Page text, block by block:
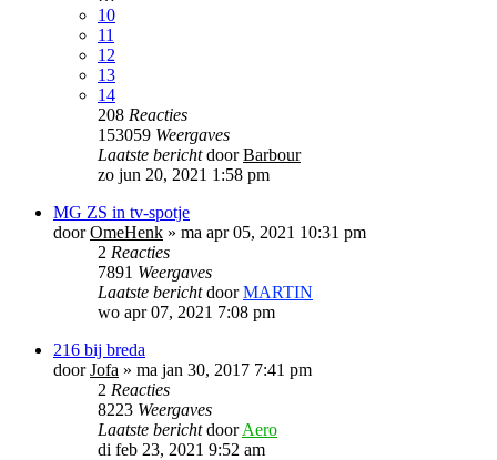
10
11
12
13
14
208 Reacties
153059 Weergaves
Laatste berichtdoorBarbour
zo jun 20, 2021 1:58 pm
MG ZS in tv-spotje
doorOmeHenk » ma apr 05, 2021 10:31 pm
2 Reacties
7891 Weergaves
Laatste berichtdoorMARTIN
wo apr 07, 2021 7:08 pm
216 bij breda
doorJofa » ma jan 30, 2017 7:41 pm
2 Reacties
8223 Weergaves
Laatste berichtdoorAero
di feb 23, 2021 9:52 am